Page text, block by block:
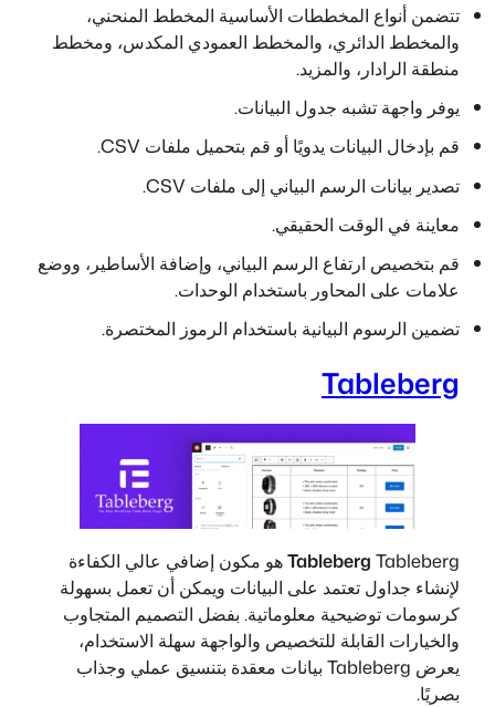
تتضمن أنواع المخططات الأساسية المخطط المنحني،
والمخطط الدائري، والمخطط العمودي المكدس، ومخطط
منطقة الرادار، والمزيد.
يوفر واجهة تشبه جدول البيانات.
قم بإدخال البيانات يدويًا أو قم بتحميل ملفات CSV.
تصدير بيانات الرسم البياني إلى ملفات CSV.
معاينة في الوقت الحقيقي.
قم بتخصيص ارتفاع الرسم البياني، وإضافة الأساطير، ووضع
علامات على المحاور باستخدام الوحدات.
تضمين الرسوم البيانية باستخدام الرموز المختصرة.
Tableberg
TablebergTableberg هو مكون إضافي عالي الكفاءة
لإنشاء جداول تعتمد على البيانات ويمكن أن تعمل بسهولة
كرسومات توضيحية معلوماتية. بفضل التصميم المتجاوب
والخيارات القابلة للتخصيص والواجهة سهلة الاستخدام،
يعرض Tableberg بيانات معقدة بتنسيق عملي وجذاب
بصريًا.